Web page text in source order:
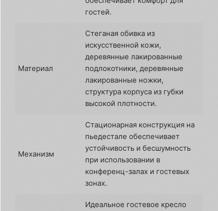
гостей.
Материал
Стеганая обивка из
искусственной кожи,
деревянные лакированные
подлокотники, деревянные
лакированные ножки,
структура корпуса из губки
высокой плотности.
Механизм
Стационарная конструкция на
пьедестале обеспечивает
устойчивость и бесшумность
при использовании в
конференц-залах и гостевых
зонах.
Идеальное гостевое кресло